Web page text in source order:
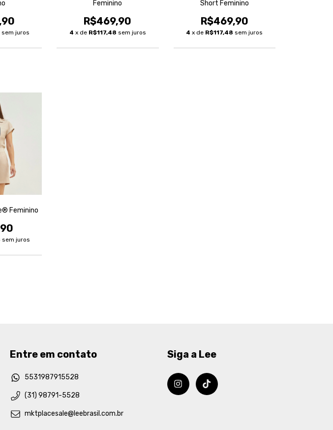
sem juros
Feminino
R$469,90
4 x de R$117,48 sem juros
Short Feminino
R$469,90
4 x de R$117,48 sem juros
Feminino
sem juros
Entre em contato
5531987915528
(31) 98791-5528
mktplacesale@leebrasil.com.br
Siga a Lee